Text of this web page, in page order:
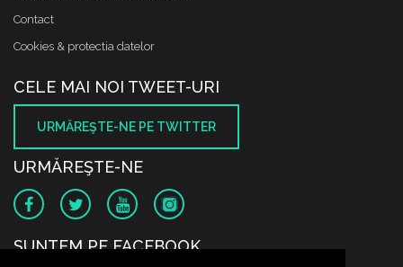
Contact
Cookies & protectia datelor
CELE MAI NOI TWEET-URI
URMĂREŞTE-NE PE TWITTER
URMĂREŞTE-NE
SUNTEM PE FACEBOOK